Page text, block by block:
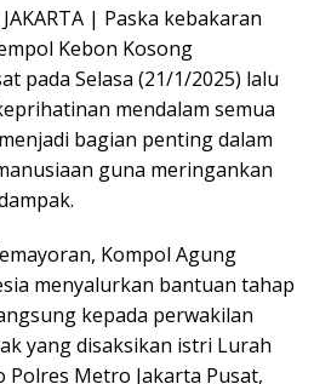
| Paska kebakaran
Kebon Kosong
pada Selasa (21/1/2025) lalu
mendalam semua
bagian penting dalam
guna meringankan
Kompol Agung
menyalurkan bantuan tahap
kepada perwakilan
yang disaksikan istri Lurah
Polres Metro Jakarta Pusat,